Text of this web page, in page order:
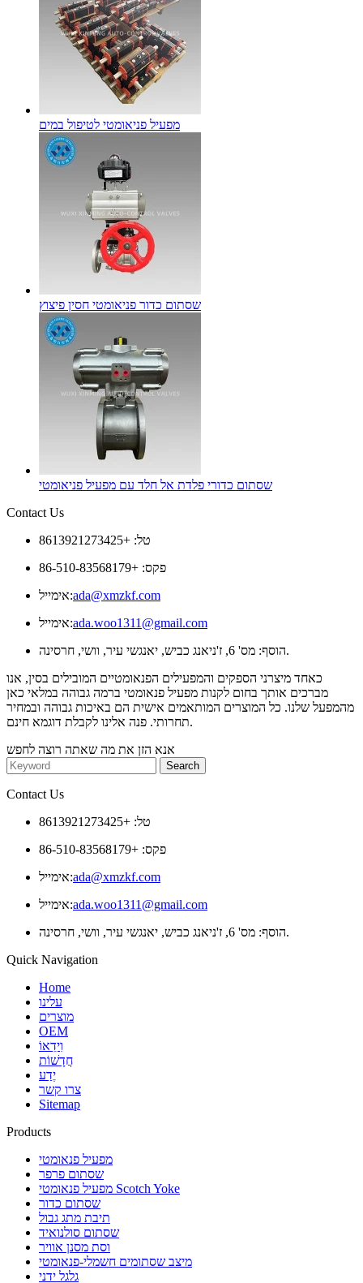
מפעיל פניאומטי לטיפול במים
שסתום כדור פניאומטי חסין פיצוץ
שסתום כדורי פלדת אל חלד עם מפעיל פניאומטי
Contact Us
טל: +8613921273425
פקס: +86-510-83568179
אימייל:ada@xmzkf.com
אימייל:ada.woo1311@gmail.com
הוסף: מס' 6, ז'ניאנג כביש, יאנגשי עיר, וושי, חרסינה.
כאחד מיצרני הספקים והמפעילים הפנאומטיים המובילים בסין, אנו
מברכים אותך בחום לקנות מפעיל פנאומטי ברמה גבוהה במלאי כאן
מהמפעל שלנו. כל המוצרים המותאמים אישית הם באיכות גבוהה ובמחיר
תחרותי. פנה אלינו לקבלת דוגמא חינם.
אנא הזן את מה שאתה רוצה לחפש
Contact Us
טל: +8613921273425
פקס: +86-510-83568179
אימייל:ada@xmzkf.com
אימייל:ada.woo1311@gmail.com
הוסף: מס' 6, ז'ניאנג כביש, יאנגשי עיר, וושי, חרסינה.
Quick Navigation
Home
עלינו
מוצרים
OEM
וִידֵאוֹ
חֲדָשׁוֹת
יֶדַע
צרו קשר
Sitemap
Products
מפעיל פנאומטי
שסתום פרפר
מפעיל פנאומטי Scotch Yoke
שסתום כדור
תיבת מתג גבול
שסתום סולנואיד
וסת מסנן אוויר
מיצב שסתומים חשמלי-פנאומטי
גלגל ידני